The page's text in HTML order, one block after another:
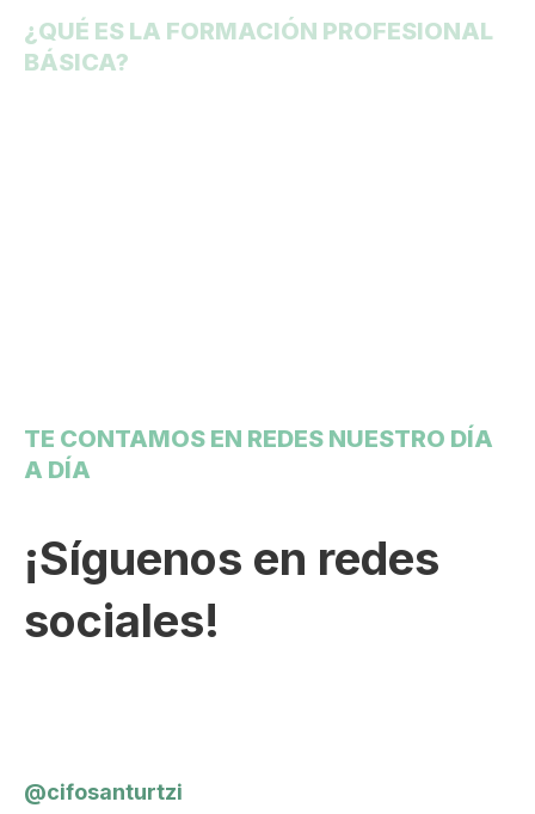
¿QUÉ ES LA FORMACIÓN PROFESIONAL
BÁSICA?
TE CONTAMOS EN REDES NUESTRO DÍA
A DÍA
¡Síguenos en redes
sociales!
@cifosanturtzi